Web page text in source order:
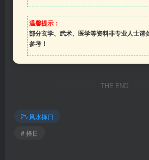
温馨提示：
部分玄学、武术、医学等资料非专业人士请
参考！
THE END
风水择日
# 择日